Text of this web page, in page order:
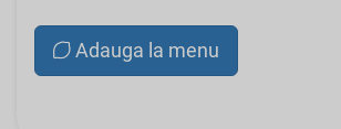
Adauga la menu